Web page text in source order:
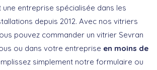
entreprise spécialisée dans les
depuis 2012. Avec nos vitriers
pouvez commander un vitrier Sevran
ou dans votre entreprise en moins de
simplement notre formulaire ou